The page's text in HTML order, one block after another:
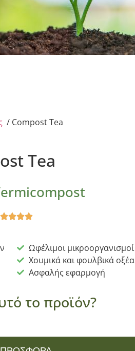
/ Compost Tea
Tea

Ωφέλιμοι μικροοργανισμοί
Χουμικά και φουλβικά οξέα
Ασφαλής εφαρμογή
το προϊόν?